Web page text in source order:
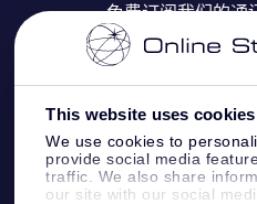
This website uses cookies
We use cookies to
provide social media
traffic. We also share
our site with our social
评论
OSR 礼物卡
公司礼品
个性化的Star Page
One Million Stars
OSR Starsaver
付款信息
配送信息
退货政策&撤销权
免费订阅我们的通